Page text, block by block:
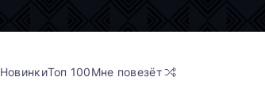
НовинкиТоп 100Мне повезёт